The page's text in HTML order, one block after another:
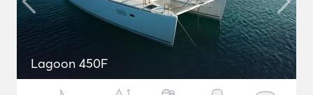
Lagoon 450F